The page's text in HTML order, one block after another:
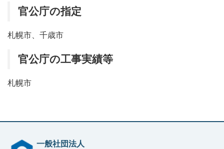
官公庁の指定
札幌市、千歳市
官公庁の工事実績等
札幌市
一般社団法人